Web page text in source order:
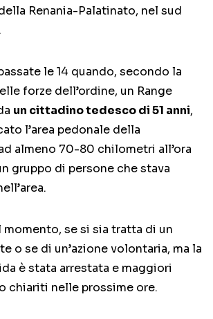
Renania-Palatinato, nel sud
le 14 quando, secondo la
forze dell’ordine, un Range
un cittadino tedesco di 51 anni,
l’area pedonale della
almeno 70-80 chilometri all’ora
gruppo di persone che stava
momento, se si sia tratta di un
o se di un’azione volontaria, ma la
è stata arrestata e maggiori
chiariti nelle prossime ore.